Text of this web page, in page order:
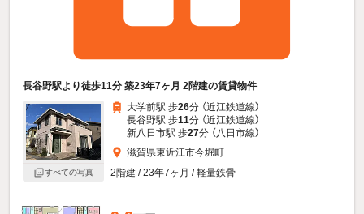
長谷野駅より徒歩11分 築23年7ヶ月 2階建の賃貸物件
すべての写真
大学前駅 歩26分 （近江鉄道線）
長谷野駅 歩11分 （近江鉄道線）
新八日市駅 歩27分 （八日市線）
滋賀県東近江市今堀町
2階建 / 23年7ヶ月 / 軽量鉄骨